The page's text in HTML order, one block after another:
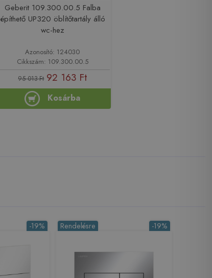
Geberit 109.300.00.5 Falba
építhető UP320 öblítőtartály álló
wc-hez
Azonosító: 124030
Cikkszám: 109.300.00.5
95 013 Ft 92 163 Ft
Kosárba
-19% -19%
Rendelésre